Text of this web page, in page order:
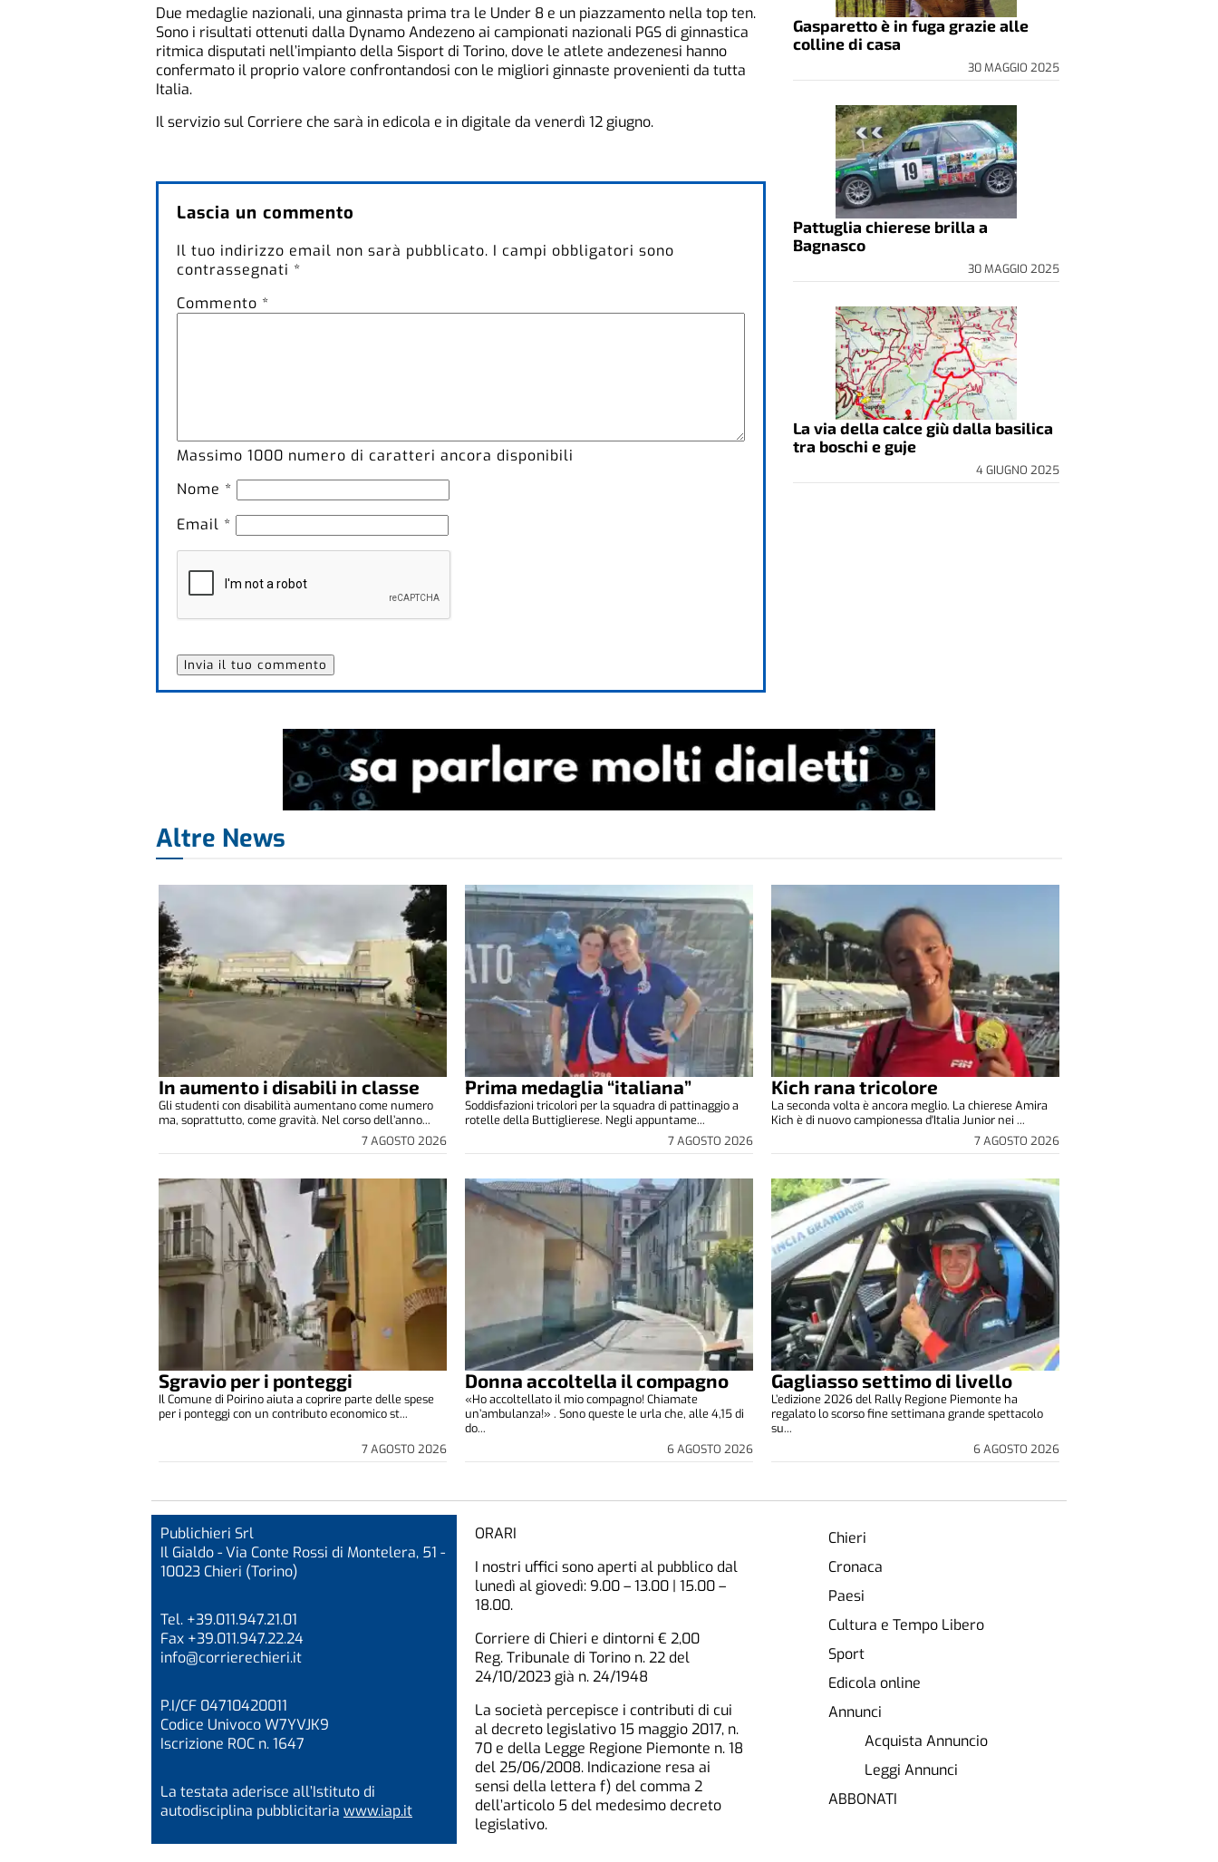
Due medaglie nazionali, una ginnasta prima tra le Under 8 e un piazzamento nella top ten.
Sono i risultati ottenuti dalla Dynamo Andezeno ai campionati nazionali PGS di ginnastica
ritmica disputati nell’impianto della Sisport di Torino, dove le atlete andezenesi hanno
confermato il proprio valore confrontandosi con le migliori ginnaste provenienti da tutta
Italia.
Il servizio sul Corriere che sarà in edicola e in digitale da venerdì 12 giugno.
Lascia un commento
Il tuo indirizzo email non sarà pubblicato. I campi obbligatori sono
contrassegnati *
Commento *
Massimo 1000 numero di caratteri ancora disponibili
Nome *
Email *
Gasparetto è in fuga grazie alle
colline di casa
30 MAGGIO 2025
Pattuglia chierese brilla a
Bagnasco
30 MAGGIO 2025
La via della calce giù dalla basilica
tra boschi e guje
4 GIUGNO 2025
Altre News
In aumento i disabili in classe
7 AGOSTO 2026
Gli studenti con disabilità aumentano come numero
ma, soprattutto, come gravità. Nel corso dell’anno...
Prima medaglia “italiana”
7 AGOSTO 2026
Soddisfazioni tricolori per la squadra di pattinaggio a
rotelle della Buttiglierese. Negli appuntame...
Kich rana tricolore
7 AGOSTO 2026
La seconda volta è ancora meglio. La chierese Amira
Kich è di nuovo campionessa d'Italia Junior nei ...
Sgravio per i ponteggi
7 AGOSTO 2026
Il Comune di Poirino aiuta a coprire parte delle spese
per i ponteggi con un contributo economico st...
Donna accoltella il compagno
6 AGOSTO 2026
«Ho accoltellato il mio compagno! Chiamate
un’ambulanza!» . Sono queste le urla che, alle 4,15 di
do...
Gagliasso settimo di livello
6 AGOSTO 2026
L’edizione 2026 del Rally Regione Piemonte ha
regalato lo scorso fine settimana grande spettacolo
su...
Publichieri Srl
Il Gialdo - Via Conte Rossi di Montelera, 51 -
10023 Chieri (Torino)
Tel. +39.011.947.21.01
Fax +39.011.947.22.24
info@corrierechieri.it
P.I/CF 04710420011
Codice Univoco W7YVJK9
Iscrizione ROC n. 1647
La testata aderisce all’Istituto di
autodisciplina pubblicitaria www.iap.it
ORARI
I nostri uffici sono aperti al pubblico dal
lunedì al giovedì: 9.00 – 13.00 | 15.00 –
18.00.
Corriere di Chieri e dintorni € 2,00
Reg. Tribunale di Torino n. 22 del
24/10/2023 già n. 24/1948
La società percepisce i contributi di cui
al decreto legislativo 15 maggio 2017, n.
70 e della Legge Regione Piemonte n. 18
del 25/06/2008. Indicazione resa ai
sensi della lettera f) del comma 2
dell’articolo 5 del medesimo decreto
legislativo.
Chieri
Cronaca
Paesi
Cultura e Tempo Libero
Sport
Edicola online
Annunci
Acquista Annuncio
Leggi Annunci
ABBONATI